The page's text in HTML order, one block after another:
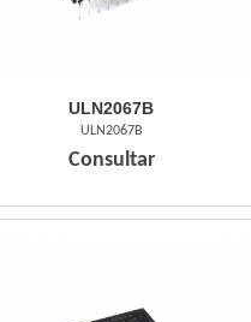
ULN2067B
ULN2067B
Consultar